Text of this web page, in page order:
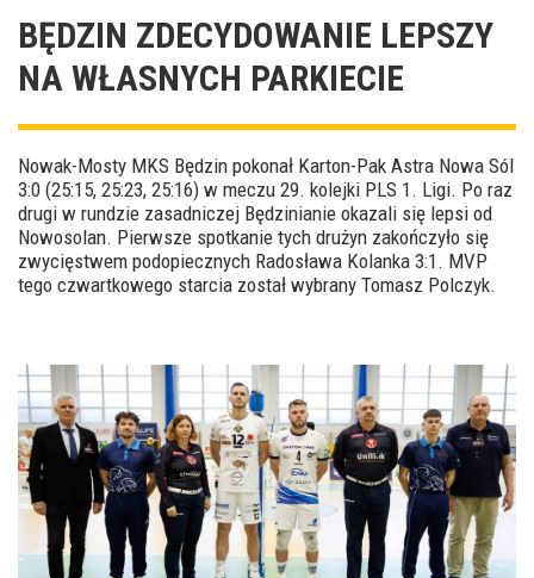
BĘDZIN ZDECYDOWANIE LEPSZY
NA WŁASNYCH PARKIECIE
Nowak-Mosty MKS Będzin pokonał Karton-Pak Astra Nowa Sól
3:0 (25:15, 25:23, 25:16) w meczu 29. kolejki PLS 1. Ligi. Po raz
drugi w rundzie zasadniczej Będzinianie okazali się lepsi od
Nowosolan. Pierwsze spotkanie tych drużyn zakończyło się
zwycięstwem podopiecznych Radosława Kolanka 3:1. MVP
tego czwartkowego starcia został wybrany Tomasz Polczyk.